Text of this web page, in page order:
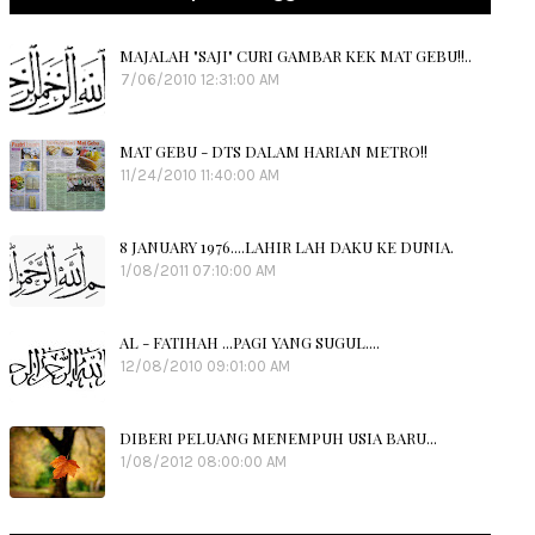
MAJALAH "SAJI" CURI GAMBAR KEK MAT GEBU!!..
7/06/2010 12:31:00 AM
MAT GEBU - DTS DALAM HARIAN METRO!!
11/24/2010 11:40:00 AM
8 JANUARY 1976....LAHIR LAH DAKU KE DUNIA.
1/08/2011 07:10:00 AM
AL - FATIHAH ...PAGI YANG SUGUL....
12/08/2010 09:01:00 AM
DIBERI PELUANG MENEMPUH USIA BARU...
1/08/2012 08:00:00 AM